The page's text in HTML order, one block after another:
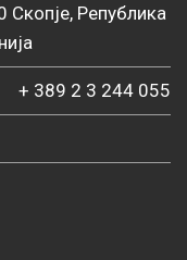
Скопје, Република
+ 389 2 3 244 055